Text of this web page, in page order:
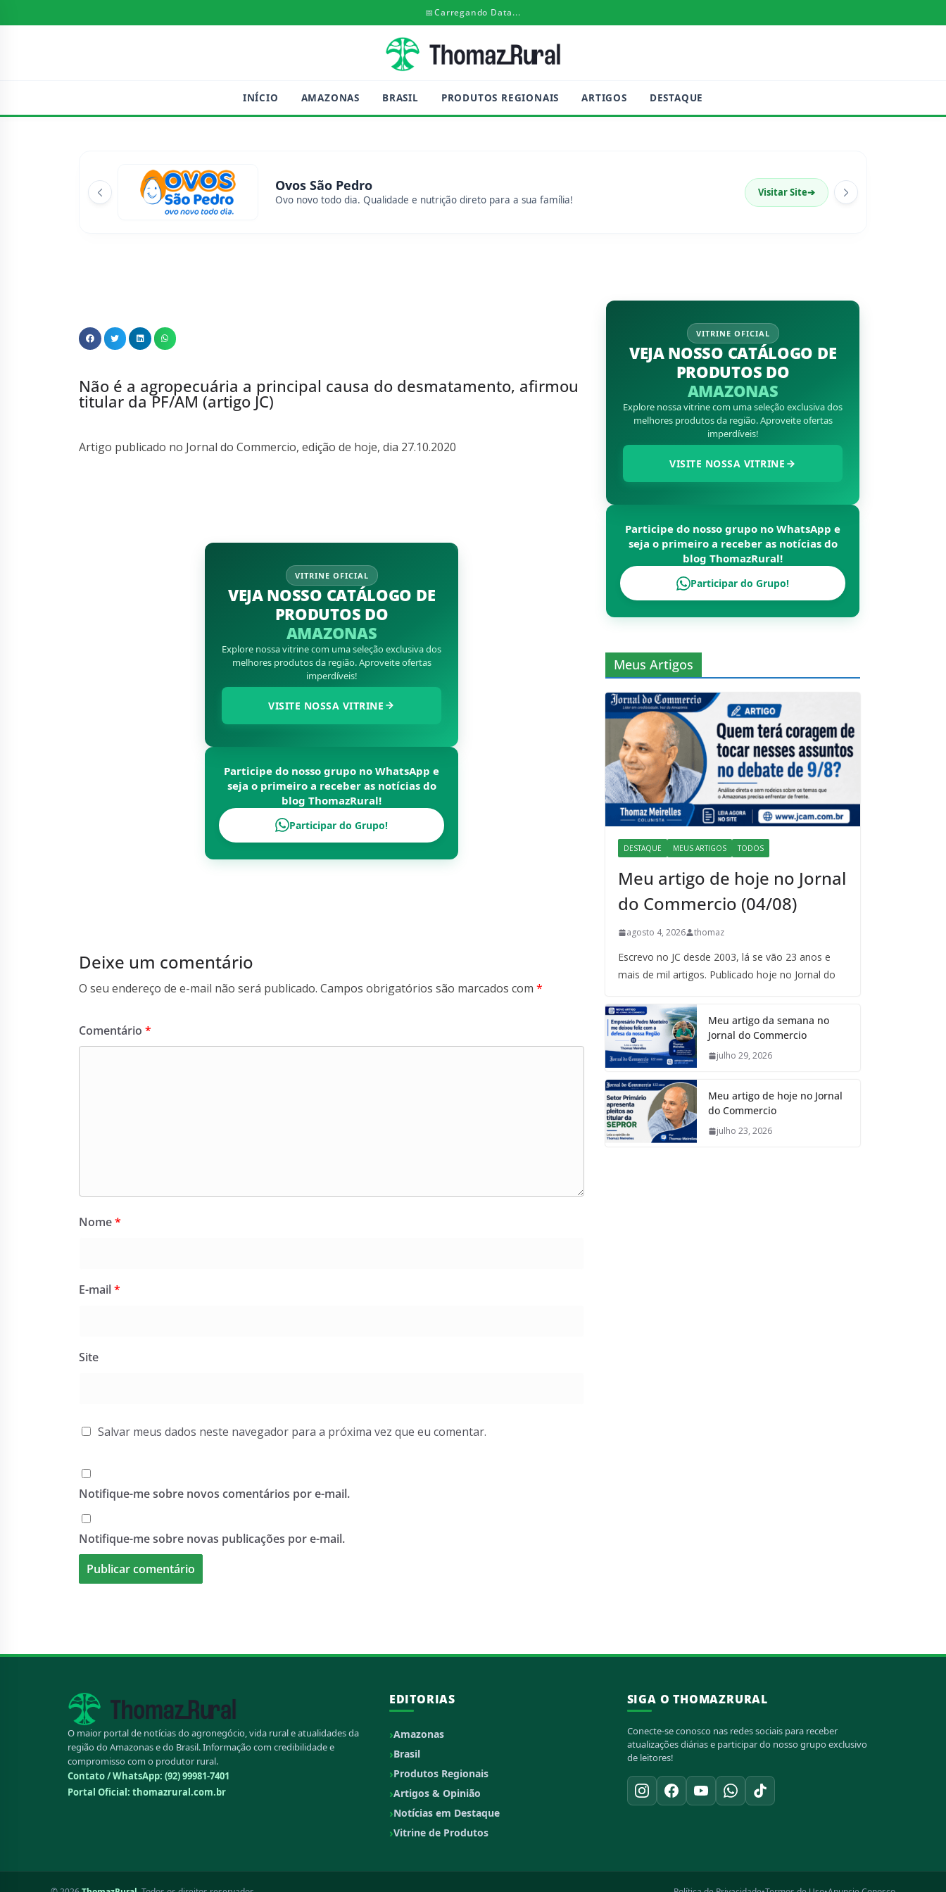
📅Carregando Data...
INÍCIO AMAZONAS BRASIL PRODUTOS REGIONAIS ARTIGOS DESTAQUE
Ovos São Pedro
Ovo novo todo dia. Qualidade e nutrição direto para a sua família!
Visitar Site➔
Não é a agropecuária a principal causa do desmatamento, afirmou
titular da PF/AM (artigo JC)
Artigo publicado no Jornal do Commercio, edição de hoje, dia 27.10.2020
VITRINE OFICIAL
VEJA NOSSO CATÁLOGO DE
PRODUTOS DO
AMAZONAS
Explore nossa vitrine com uma seleção exclusiva dos
melhores produtos da região. Aproveite ofertas
imperdíveis!
VISITE NOSSA VITRINE
Participe do nosso grupo no WhatsApp e
seja o primeiro a receber as notícias do
blogThomazRural!
Participar do Grupo!
Deixe um comentário
O seu endereço de e-mail não será publicado. Campos obrigatórios são marcados com *
Comentário *
Nome*
E-mail*
Site
Salvar meus dados neste navegador para a próxima vez que eu comentar.
Notifique-me sobre novos comentários por e-mail.
Notifique-me sobre novas publicações por e-mail.
VITRINE OFICIAL
VEJA NOSSO CATÁLOGO DE
PRODUTOS DO
AMAZONAS
Explore nossa vitrine com uma seleção exclusiva dos
melhores produtos da região. Aproveite ofertas
imperdíveis!
VISITE NOSSA VITRINE
Participe do nosso grupo no WhatsApp e
seja o primeiro a receber as notícias do
blogThomazRural!
Participar do Grupo!
Meus Artigos
DESTAQUE MEUS ARTIGOS TODOS
Meu artigo de hoje no Jornal
do Commercio (04/08)
agosto 4, 2026 thomaz
Escrevo no JC desde 2003, lá se vão 23 anos e
mais de mil artigos. Publicado hoje no Jornal do
Meu artigo da semana no
Jornal do Commercio
julho 29, 2026
Meu artigo de hoje no Jornal
do Commercio
julho 23, 2026
O maior portal de notícias do agronegócio, vida rural e atualidades da
região do Amazonas e do Brasil. Informação com credibilidade e
compromisso com o produtor rural.
Contato / WhatsApp: (92) 99981-7401
Portal Oficial: thomazrural.com.br
EDITORIAS
Amazonas
Brasil
Produtos Regionais
Artigos & Opinião
Notícias em Destaque
Vitrine de Produtos
SIGA O THOMAZRURAL
Conecte-se conosco nas redes sociais para receber
atualizações diárias e participar do nosso grupo exclusivo
de leitores!